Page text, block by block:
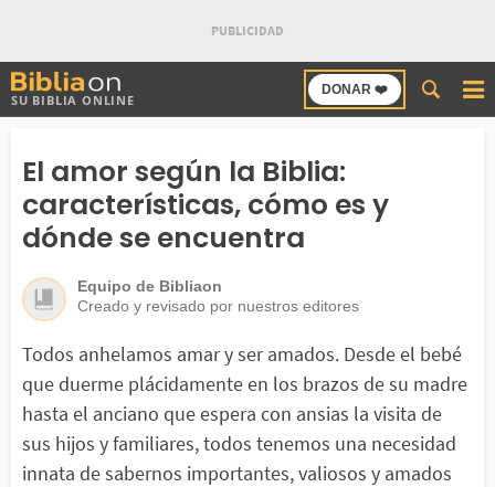
SU BIBLIA ONLINE
DONAR ❤️
Buscar
en
El amor según la Biblia:
características, cómo es y
dónde se encuentra
Equipo de Bibliaon
Creado y revisado por nuestros editores
Todos anhelamos amar y ser amados. Desde el bebé
que duerme plácidamente en los brazos de su madre
hasta el anciano que espera con ansias la visita de
sus hijos y familiares, todos tenemos una necesidad
innata de sabernos importantes, valiosos y amados